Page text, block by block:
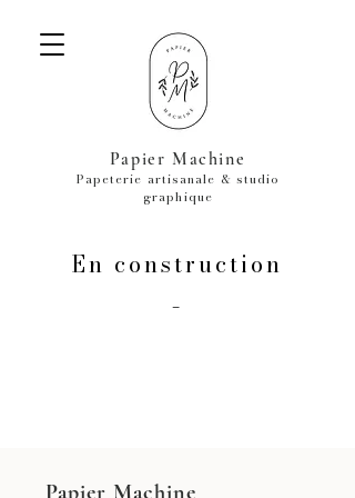
Papier Machine
Papeterie artisanale & studio
graphique
En construction
-
Papier Machine